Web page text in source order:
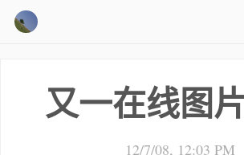
又一在线图
12/7/08, 12:03 PM